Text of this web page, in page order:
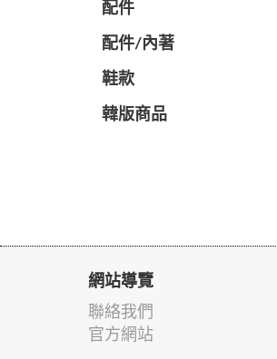
配件
配件/內著
鞋款
韓版商品
網站導覽
聯絡我們
官方網站